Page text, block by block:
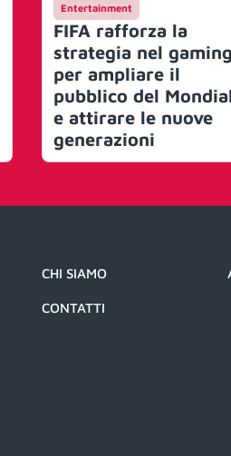
Entertainment
FIFA rafforza la
strategia nel gaming
per ampliare il
pubblico del
e attirare le nuove
generazioni
CHI SIAMO
CONTATTI